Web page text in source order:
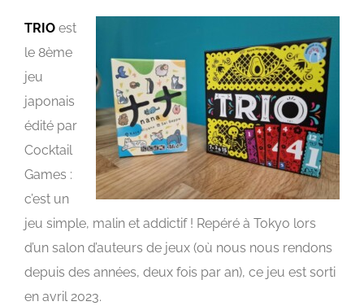
TRIOest
le 8ème
jeu
japonais
édité par
Cocktail
Games :
c’est un
jeu simple, malin et addictif ! Repéré à Tokyo lors
d’un salon d’auteurs de jeux (où nous nous rendons
depuis des années, deux fois par an), ce jeu est sorti
en avril 2023.